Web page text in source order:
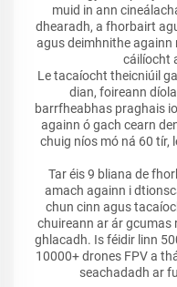
muid in ann
dhearadh, a fhorbairt
agus deimhnithe againn
cáilíocht
Le tacaíocht theicniúil
dian, foireann
barrfheabhas praghais
againn ó gach cearn
chuig níos mó ná 60 tír,
Tar éis 9 bliana de
amach againn i
chun cinn agus
chuireann ar ár gcumas
ghlacadh. Is féidir linn
10000+ drones FPV a
seachadadh ar